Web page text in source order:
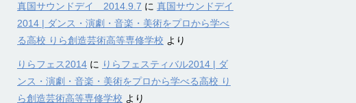
真国サウンドデイ 2014.9.7 に 真国サウンドデイ
2014 | ダンス・演劇・音楽・美術をプロから学べ
る高校 りら創造芸術高等専修学校 より
りらフェス2014 に りらフェスティバル2014 | ダ
ンス・演劇・音楽・美術をプロから学べる高校 り
ら創造芸術高等専修学校 より